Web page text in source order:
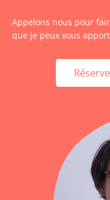
Appelons nous pour
que je peux vous